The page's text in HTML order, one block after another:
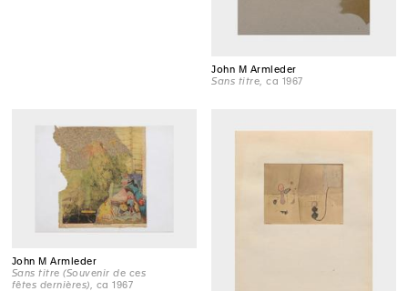
John M Armleder
Sans titre , ca 1967
John M Armleder
Sans titre (Souvenir de ces
fêtes dernières) , ca 1967